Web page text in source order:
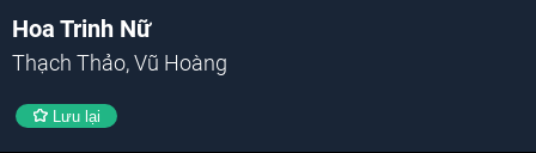
Hoa Trinh Nữ
Thạch Thảo, Vũ Hoàng
Lưu lại